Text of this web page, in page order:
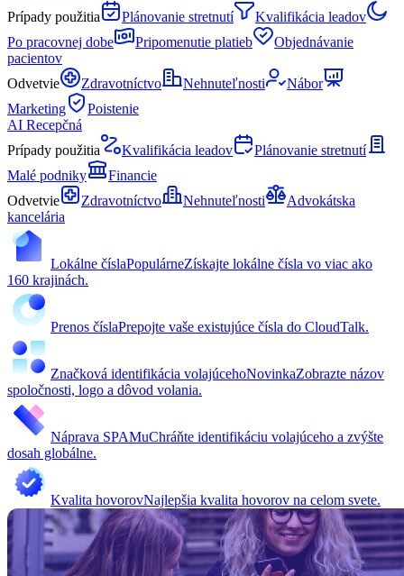
Prípady použitia
Plánovanie stretnutí
Kvalifikácia leadov
Po pracovnej dobe
Pripomenutie platieb
Objednávanie
pacientov
Odvetvie
Zdravotníctvo Nehnuteľnosti
Nábor
Marketing
Poistenie
AI Recepčná
Prípady použitia
Kvalifikácia leadov
Plánovanie stretnutí
Malé podniky
Financie
Odvetvie
Zdravotníctvo Nehnuteľnosti
Advokátska
kancelária
Lokálne číslaPopulárneZískajte lokálne čísla vo viac ako
160 krajinách.
Prenos číslaPrepojte vaše existujúce čísla do CloudTalk.
Značková identifikácia volajúcehoNovinkaZobrazte názov
spoločnosti, logo a dôvod volania.
Náprava SPAMuChráňte identifikáciu volajúceho a zvýšte
dosah globálne.
Kvalita hovorovNajlepšia kvalita hovorov na celom svete.